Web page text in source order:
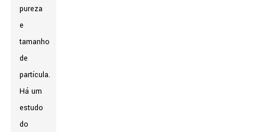
pureza
e
tamanho
de
partícula.
Há um
estudo
do